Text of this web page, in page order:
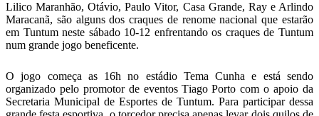
Lilico Maranhão, Otávio, Paulo Vitor, Casa Grande, Ray e Arlindo
Maracanã, são alguns dos craques de renome nacional que estarão
em Tuntum neste sábado 10-12 enfrentando os craques de Tuntum
num grande jogo beneficente.
O jogo começa as 16h no estádio Tema Cunha e está sendo
organizado pelo promotor de eventos Tiago Porto com o apoio da
Secretaria Municipal de Esportes de Tuntum. Para participar dessa